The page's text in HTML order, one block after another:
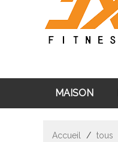
MAISON
Accueil / tous